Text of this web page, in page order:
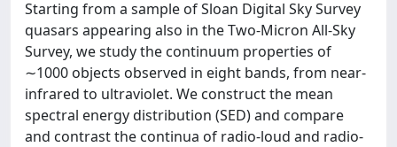
Starting from a sample of Sloan Digital Sky Survey
quasars appearing also in the Two-Micron All-Sky
Survey, we study the continuum properties of
∼1000 objects observed in eight bands, from near-
infrared to ultraviolet. We construct the mean
spectral energy distribution (SED) and compare
and contrast the continua of radio-loud and radio-